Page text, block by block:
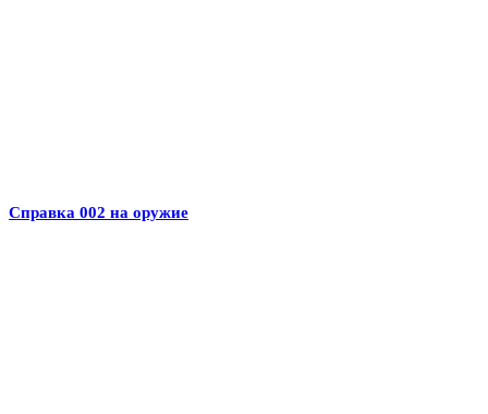
Справка 002 на оружие